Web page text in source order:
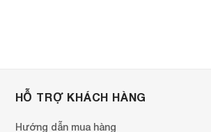
HỖ TRỢ KHÁCH HÀNG
Hướng dẫn mua hàng